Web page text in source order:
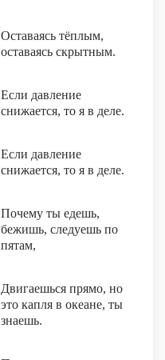
Оставаясь тёплым,
оставаясь скрытным.
Если давление
снижается, то я в деле.
Если давление
снижается, то я в деле.
Почему ты едешь,
бежишь, следуешь по
пятам,
Двигаешься прямо, но
это капля в океане, ты
знаешь.